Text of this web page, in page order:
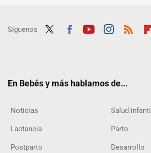
Síguenos
En Bebés y más hablamos de...
Noticias Salud infantil
Lactancia Parto
Postparto Desarrollo